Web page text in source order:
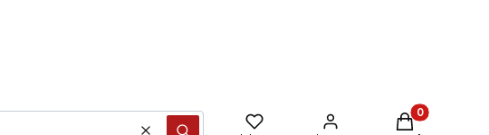
Produkty w